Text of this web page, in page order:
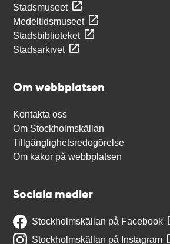
Stadsmuseet
Medeltidsmuseet
Stadsbiblioteket
Stadsarkivet
Om webbplatsen
Kontakta oss
Om Stockholmskällan
Tillgänglighetsredogörelse
Om kakor på webbplatsen
Sociala medier
Stockholmskällan på Facebook
Stockholmskällan på Instagram